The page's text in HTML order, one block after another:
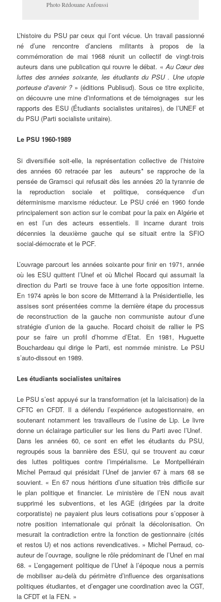
Photo Rédouane Anfoussi
L’histoiredu PSU par ceux qui l’ont vécue. Un travail passionné
né d’une rencontre d’anciens militants à propos de la
commémoration de mai 1968 réunit un collectif de vingt-trois
auteurs dans une publication qui rouvre le débat. «Au Cœur des
luttes des années soixante, les étudiants du PSU . Une utopie
porteuse d’avenir ?» (éditions Publisud). Sous ce titre explicite,
on découvre une mine d’informations et de témoignages sur les
rapports des ESU (Étudiants socialistes unitaires), de l’UNEF et
du PSU (Parti socialiste unitaire).
Le PSU 1960-1989
Si diversifiée soit-elle, la représentation collective de l’histoire
des années 60 retracée par les auteurs* se rapproche de la
pensée de Gramsci qui refusait dès les années 20 la tyrannie de
la reproduction sociale et politique, conséquence d’un
déterminisme marxisme réducteur. Le PSU créé en 1960 fonde
principalement son action sur le combat pour la paix en Algérie et
en est l’un des acteurs essentiels. Il incarne durant trois
décennies la deuxième gauche qui se situait entre la SFIO
social-démocrate et le PCF.
L’ouvrage parcourt les années soixante pour finir en 1971, année
où les ESU quittent l’Unef et où Michel Rocard qui assumait la
direction du Parti se trouve face à une forte opposition interne.
En 1974 après le bon score de Mitterrand à la Présidentielle, les
assises sont présentées comme la dernière étape du processus
de reconstruction de la gauche non communiste autour d’une
stratégie d’union de la gauche. Rocard choisit de rallier le PS
pour se faire un profil d’homme d’Etat. En 1981, Huguette
Bouchardeau qui dirige le Parti, est nommée ministre. Le PSU
s’auto-dissout en 1989.
Les étudiants socialistes unitaires
Le PSU s’est appuyé sur la transformation (et la laïcisation) de la
CFTC en CFDT. Il a défendu l’expérience autogestionnaire, en
soutenant notamment les travailleurs de l’usine de Lip. Le livre
donne un éclairage particulier sur les liens du Parti avec l’Unef.
Dans les années 60, ce sont en effet les étudiants du PSU,
regroupés sous la bannière des ESU, qui se trouvent au cœur
des luttes politiques contre l’impérialisme. Le Montpelliérain
Michel Perraud qui présidait l’Unef de janvier 67 à mars 68 se
souvient. « En 67 nous héritions d’une situation très difficile sur
le plan politique et financier. Le ministère de l’EN nous avait
supprimé les subventions, et les AGE (dirigées par la droite
corporatiste) ne payaient plus leurs cotisations pour s’opposer à
notre position internationale qui prônait la décolonisation. On
mesurait la contradiction entre la fonction de gestionnaire (cités
et restos U) et nos actions revendicatives. » Michel Perraud, co-
auteur de l’ouvrage, souligne le rôle prédominant de l’Unef en mai
68. « L’engagement politique de l’Unef à l’époque nous a permis
de mobiliser au-delà du périmètre d’influence des organisations
politiques étudiantes, et d’engager une coordination avec la CGT,
la CFDT et la FEN. »